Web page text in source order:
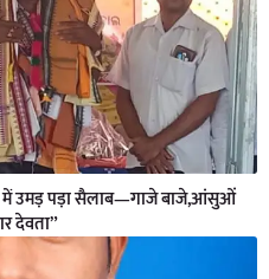
में उमड़ पड़ा सैलाब—गाजे बाजे,आंसुओं
देवता”